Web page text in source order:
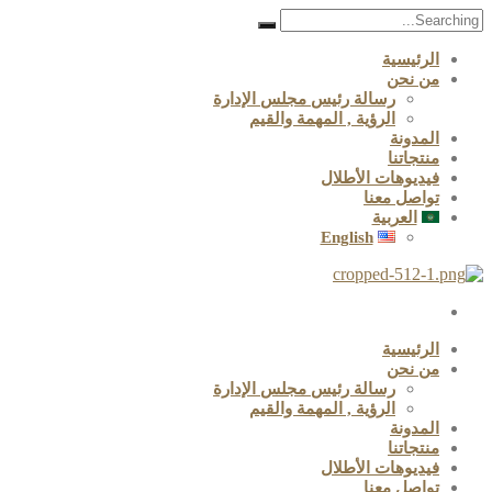
Search
for:
الرئيسية
من نحن
رسالة رئيس مجلس الإدارة
الرؤية , المهمة والقيم
المدونة
منتجاتنا
فيديوهات الأطلال
تواصل معنا
العربية
English
الرئيسية
من نحن
رسالة رئيس مجلس الإدارة
الرؤية , المهمة والقيم
المدونة
منتجاتنا
فيديوهات الأطلال
تواصل معنا